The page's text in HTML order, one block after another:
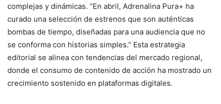
complejas y dinámicas. “En abril, Adrenalina Pura+ ha
curado una selección de estrenos que son auténticas
bombas de tiempo, diseñadas para una audiencia que no
se conforma con historias simples.” Esta estrategia
editorial se alinea con tendencias del mercado regional,
donde el consumo de contenido de acción ha mostrado un
crecimiento sostenido en plataformas digitales.